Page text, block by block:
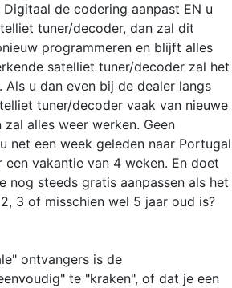
de codering aanpast EN u
tuner/decoder, dan zal dit
programmeren en blijft alles
satelliet tuner/decoder zal het
u dan even bij de dealer langs
tuner/decoder vaak van nieuwe
alles weer werken. Geen
net een week geleden naar Portugal
vakantie van 4 weken. En doet
nog steeds gratis aanpassen als het
3 of misschien wel 5 jaar oud is?
ontvangers is de
te "kraken", of dat je een